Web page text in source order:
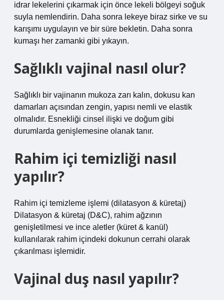
idrar lekelerini çıkarmak için önce lekeli bölgeyi soğuk
suyla nemlendirin. Daha sonra lekeye biraz sirke ve su
karışımı uygulayın ve bir süre bekletin. Daha sonra
kumaşı her zamanki gibi yıkayın.
Sağlıklı vajinal nasıl olur?
Sağlıklı bir vajinanın mukoza zarı kalın, dokusu kan
damarları açısından zengin, yapısı nemli ve elastik
olmalıdır. Esnekliği cinsel ilişki ve doğum gibi
durumlarda genişlemesine olanak tanır.
Rahim içi temizliği nasıl
yapılır?
Rahim içi temizleme işlemi (dilatasyon & küretaj)
Dilatasyon & küretaj (D&C), rahim ağzının
genişletilmesi ve ince aletler (küret & kanül)
kullanılarak rahim içindeki dokunun cerrahi olarak
çıkarılması işlemidir.
Vajinal duş nasıl yapılır?